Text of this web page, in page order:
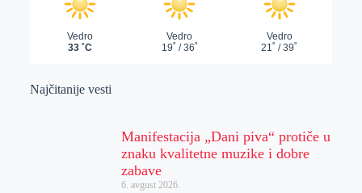
Najčitanije vesti
Manifestacija „Dani piva“ protiče u
znaku kvalitetne muzike i dobre
zabave
6. avgust 2026.